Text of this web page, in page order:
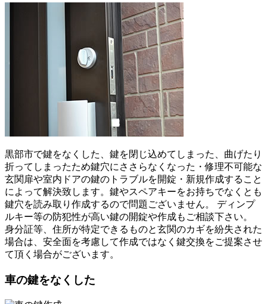
黒部市で鍵をなくした、鍵を閉じ込めてしまった、曲げたり
折ってしまったため鍵穴にささらなくなった・修理不可能な
玄関扉や室内ドアの鍵のトラブルを開錠・新規作成すること
によって解決致します。鍵やスペアキーをお持ちでなくとも
鍵穴を読み取り作成するので問題ございません。 ディンプ
ルキー等の防犯性が高い鍵の開錠や作成もご相談下さい。
身分証等、住所が特定できるものと玄関のカギを紛失された
場合は、安全面を考慮して作成ではなく鍵交換をご提案させ
て頂く場合がございます。
車の鍵をなくした